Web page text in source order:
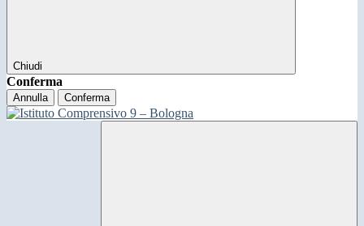
Chiudi
Conferma
Annulla Conferma